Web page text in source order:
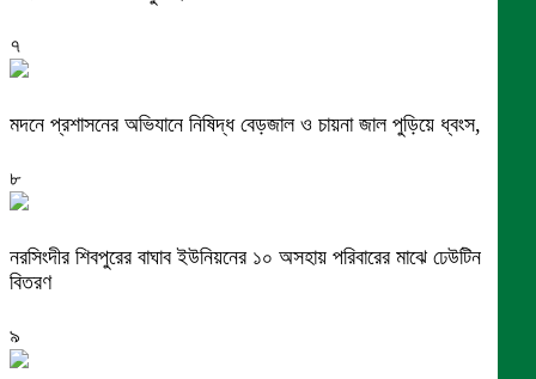
৭
মদনে প্রশাসনের অভিযানে নিষিদ্ধ বেড়জাল ও চায়না জাল পুড়িয়ে ধ্বংস,
৮
নরসিংদীর শিবপুরের বাঘাব ইউনিয়নের ১০ অসহায় পরিবারের মাঝে ঢেউটিন
বিতরণ
৯